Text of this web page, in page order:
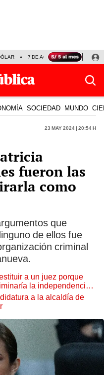
7 DE AGOSTO OLLANTA
SOCIEDAD MUNDO
23 May 2024 | 20:54 h
fueron las
como
que
de ellos fue
criminal
a un juez porque
la independencia
a la alcaldía de